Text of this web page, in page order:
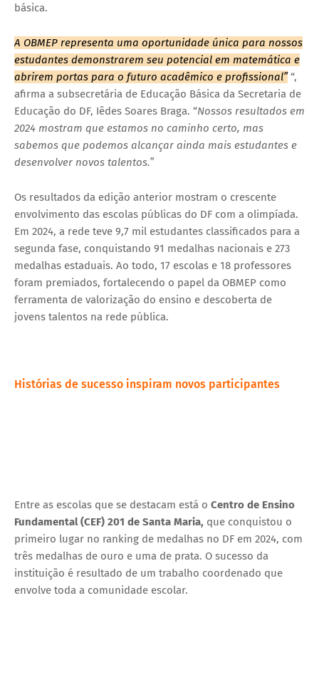
básica.
A OBMEP representa uma oportunidade única para nossos
estudantes demonstrarem seu potencial em matemática e
abrirem portas para o futuro acadêmico e profissional”“,
afirma a subsecretária de Educação Básica da Secretaria de
Educação do DF, Iêdes Soares Braga. “Nossos resultados em
2024 mostram que estamos no caminho certo, mas
sabemos que podemos alcançar ainda mais estudantes e
desenvolver novos talentos.”
Os resultados da edição anterior mostram o crescente
envolvimento das escolas públicas do DF com a olimpíada.
Em 2024, a rede teve 9,7 mil estudantes classificados para a
segunda fase, conquistando 91 medalhas nacionais e 273
medalhas estaduais. Ao todo, 17 escolas e 18 professores
foram premiados, fortalecendo o papel da OBMEP como
ferramenta de valorização do ensino e descoberta de
jovens talentos na rede pública.
Histórias de sucesso inspiram novos participantes
Entre as escolas que se destacam está o Centro de Ensino
Fundamental (CEF) 201 de Santa Maria, que conquistou o
primeiro lugar no ranking de medalhas no DF em 2024, com
três medalhas de ouro e uma de prata. O sucesso da
instituição é resultado de um trabalho coordenado que
envolve toda a comunidade escolar.